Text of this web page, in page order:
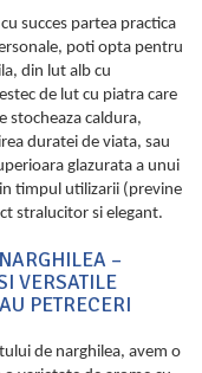
succes partea practica
poti opta pentru
din lut alb cu
de lut cu piatra care
stocheaza caldura,
duratei de viata, sau
glazurata a unui
timpul utilizarii (previne
stralucitor si elegant.
–
VERSATILE
PETRECERI
de narghilea, avem o